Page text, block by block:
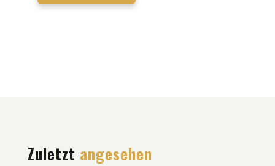
Zuletzt angesehen